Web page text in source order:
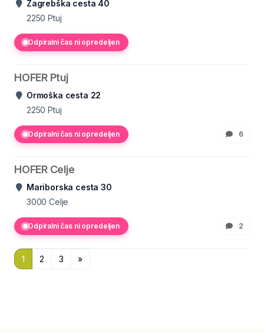
Zagrebška cesta 40
2250 Ptuj
Odpiralni čas ni opredeljen
HOFER Ptuj
Ormoška cesta 22
2250 Ptuj
Odpiralni čas ni opredeljen 6
HOFER Celje
Mariborska cesta 30
3000 Celje
Odpiralni čas ni opredeljen 2
1 2 3 »